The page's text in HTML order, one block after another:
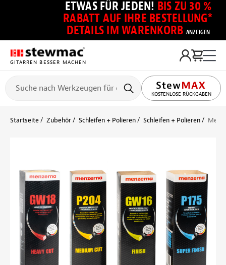
ETWAS FÜR JEDEN! BIS ZU 30 %
RABATT AUF IHRE BESTELLUNG*
DETAILS IM WARENKORB ANZEIGEN
GITARREN BESSER MACHEN
KOSTENLOSE RÜCKGABEN
Startseite Zubehör Schleifen + Polieren Schleifen + Polieren